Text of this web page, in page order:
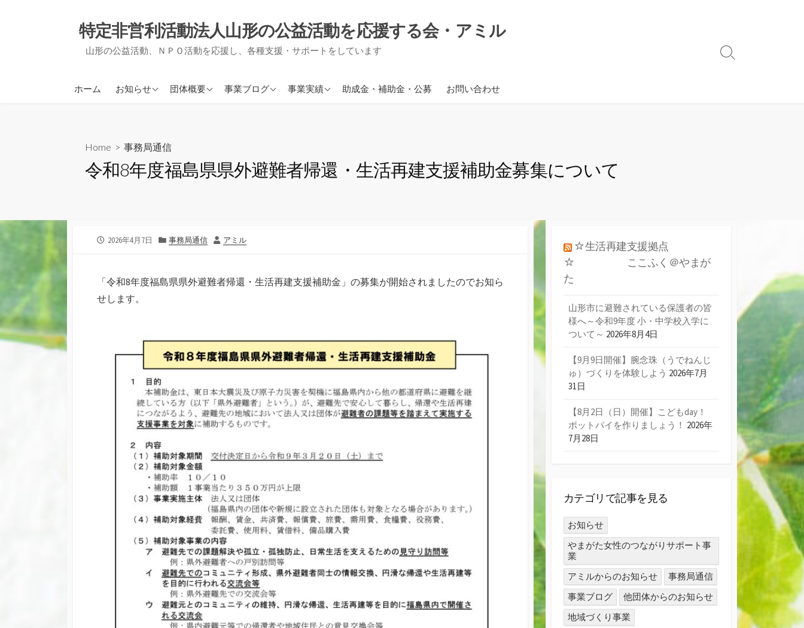
ス
特定非営利活動法人山形の公益活動を応援する会・アミル
山形の公益活動、ＮＰＯ活動を応援し、各種支援・サポートをしています
ホーム お知らせ
アミルからのお知らせ
団体概要
アミルについて
会員募集について
事業ブログ
ＮＰＯ支援事業事業実績
現在進行中の事業助成金・補助金・公募 お問い合わせ
検
Home > 事務局通信
令和8年度福島県県外避難者帰還・生活再建支援補助金募集について
公
2026年4月7日
カ
ー
事務局通信
作
アミル
「令和8年度福島県県外避難者帰還・生活再建支援補助金」の募集が開始されましたのでお知ら
せします。
☆生活再建支援拠点
☆ ここふく＠やまが
た
山形市に避難されている保護者の皆
様へ～令和9年度 小・中学校入学に
ついて～ 2026年8月4日
【9月9日開催】腕念珠（うでねんじ
ゅ）づくりを体験しよう 2026年7月
31日
【8月2日（日）開催】こどもday！
ポットパイを作りましょう！ 2026年
7月28日
カテゴリで記事を見る
お知らせ
やまがた女性のつながりサポート事
業
アミルからのお知らせ
事務局通信
事業ブログ
他団体からのお知らせ
地域づくり事業